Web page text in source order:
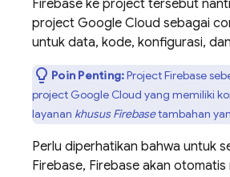
Firebase ke project tersebut
project Google Cloud sebagai
untuk data, kode, konfigurasi,
Poin Penting:Project Firebase
project Google Cloud yang memiliki
layanan khusus Firebasetambahan
Perlu diperhatikan bahwa untuk
Firebase, Firebase akan otomatis